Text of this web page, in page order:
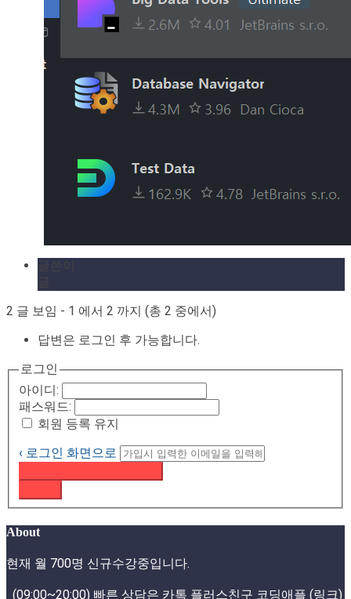
2 글 보임 - 1 에서 2 까지 (총 2 중에서)
답변은 로그인 후 가능합니다.
로그인
아이디:
패스워드:
회원 등록 유지
‹ 로그인 화면으로
About
현재 월 700명 신규수강중입니다.
(09:00~20:00) 빠른 상담은 카톡 플러스친구 코딩애플 (링크)